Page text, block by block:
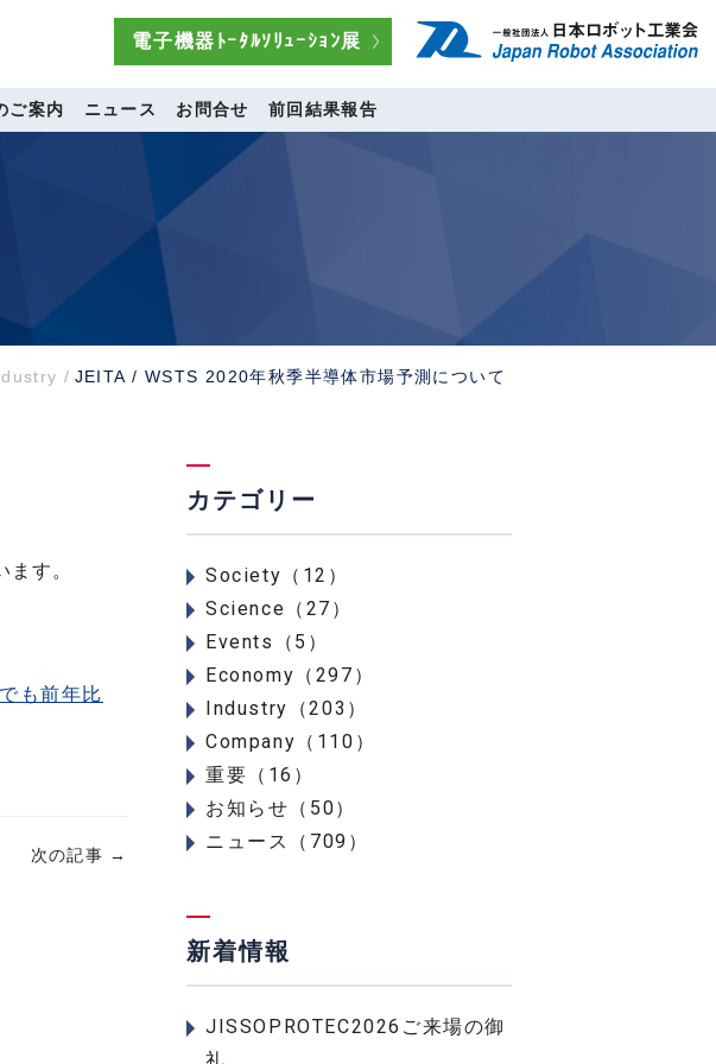
電子機器ﾄｰﾀﾙｿﾘｭｰｼｮﾝ展
ご案内 ニュース お問合せ 前回結果報告
/ JEITA / WSTS 2020年秋季半導体市場予測について
ます。
も前年比
次の記事 →
カテゴリー
Society（12）
Science（27）
Events（5）
Economy（297）
Industry（203）
Company（110）
重要（16）
お知らせ（50）
ニュース（709）
新着情報
JISSOPROTEC2026ご来場の御